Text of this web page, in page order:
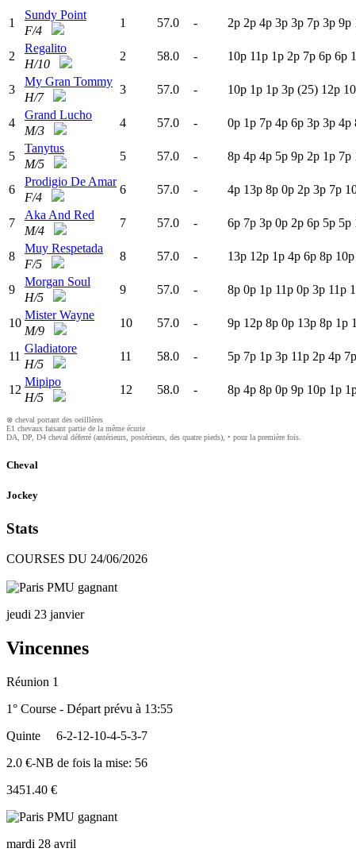
1
Sundy Point
F/4
1 57.0 - 2p 2p 4p 3p 3p 7p 3p 9p
2
Regalito
H/10
2 58.0 - 10p 11p 1p 2p 7p 6p 6p
3
My Gran Tommy
H/7
3 57.0 - 10p 1p 1p 3p (25) 12p
4
Grand Lucho
M/3
4 57.0 - 0p 1p 7p 4p 6p 3p 3p 4p
5
Tanytus
M/5
5 57.0 - 8p 4p 4p 5p 9p 2p 1p 7p
6
Prodigio De Amar
F/4
6 57.0 - 4p 13p 8p 0p 2p 3p 7p
7
Aka And Red
M/4
7 57.0 - 6p 7p 3p 0p 2p 6p 5p 5p
8
Muy Respetada
F/5
8 57.0 - 13p 12p 1p 4p 6p 8p 10p
9
Morgan Soul
H/5
9 57.0 - 8p 0p 1p 11p 0p 3p 11p 1
10
Mister Wayne
M/9
10 57.0 - 9p 12p 8p 0p 13p 8p 1p
11
Gladiatore
H/5
11 58.0 - 5p 7p 1p 3p 11p 2p 4p 7p
12
Mipipo
H/5
12 58.0 - 8p 4p 8p 0p 9p 10p 1p 1
⊗ cheval portant des oeilllères
E1 chevaux faisant partie de la même écurie
DA, DP, D4 cheval déferré (antérieurs, postérieurs, des quatre pieds), • pour la première fois.
Cheval
Jockey
Stats
COURSES DU 24/06/2026
jeudi 23 janvier
Vincennes
Réunion 1
1° Course - Départ prévu à 13:55
Quinte
6-2-12-10-4-5-3-7
2.0 €-NB de fois la mise: 56
3451.40 €
mardi 28 avril